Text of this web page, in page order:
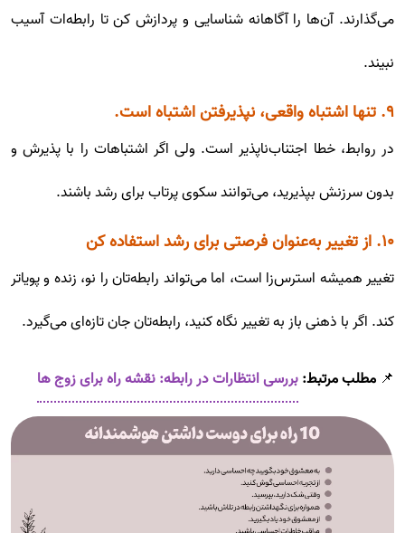
می‌گذارند. آن‌ها را آگاهانه شناسایی و پردازش کن تا رابطه‌ات آسیب
نبیند.
۹. تنها اشتباه واقعی، نپذیرفتن اشتباه است.
در روابط، خطا اجتناب‌ناپذیر است. ولی اگر اشتباهات را با پذیرش و
بدون سرزنش بپذیرید، می‌توانند سکوی پرتاب برای رشد باشند.
۱۰. از تغییر به‌عنوان فرصتی برای رشد استفاده کن
تغییر همیشه استرس‌زا است، اما می‌تواند رابطه‌تان را نو، زنده و پویاتر
کند. اگر با ذهنی باز به تغییر نگاه کنید، رابطه‌تان جان تازه‌ای می‌گیرد.
📌 مطلب مرتبط:بررسی انتظارات در رابطه: نقشه راه برای زوج ها